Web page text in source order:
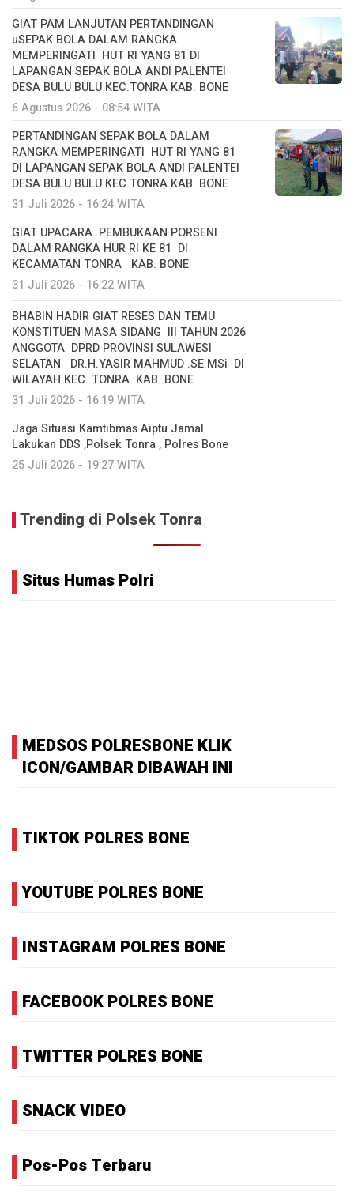
GIAT PAM LANJUTAN PERTANDINGAN
uSEPAK BOLA DALAM RANGKA
MEMPERINGATI HUT RI YANG 81 DI
LAPANGAN SEPAK BOLA ANDI PALENTEI
DESA BULU BULU KEC.TONRA KAB. BONE
6 Agustus 2026 - 08:54 WITA
PERTANDINGAN SEPAK BOLA DALAM
RANGKA MEMPERINGATI HUT RI YANG 81
DI LAPANGAN SEPAK BOLA ANDI PALENTEI
DESA BULU BULU KEC.TONRA KAB. BONE
31 Juli 2026 - 16:24 WITA
GIAT UPACARA PEMBUKAAN PORSENI
DALAM RANGKA HUR RI KE 81 DI
KECAMATAN TONRA KAB. BONE
31 Juli 2026 - 16:22 WITA
BHABIN HADIR GIAT RESES DAN TEMU
KONSTITUEN MASA SIDANG III TAHUN 2026
ANGGOTA DPRD PROVINSI SULAWESI
SELATAN DR.H.YASIR MAHMUD .SE.MSi DI
WILAYAH KEC. TONRA KAB. BONE
31 Juli 2026 - 16:19 WITA
Jaga Situasi Kamtibmas Aiptu Jamal
Lakukan DDS ,Polsek Tonra , Polres Bone
25 Juli 2026 - 19:27 WITA
Trending di Polsek Tonra
Situs Humas Polri
MEDSOS POLRESBONE KLIK
ICON/GAMBAR DIBAWAH INI
TIKTOK POLRES BONE
YOUTUBE POLRES BONE
INSTAGRAM POLRES BONE
FACEBOOK POLRES BONE
TWITTER POLRES BONE
SNACK VIDEO
Pos-Pos Terbaru